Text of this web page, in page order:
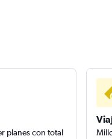
planes con total